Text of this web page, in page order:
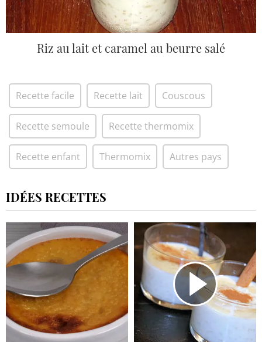
Riz au lait et caramel au beurre salé
Recette facile Recette lait Couscous
Recette semoule Recette thermomix
Recette enfant Thermomix Autres pays
IDÉES RECETTES